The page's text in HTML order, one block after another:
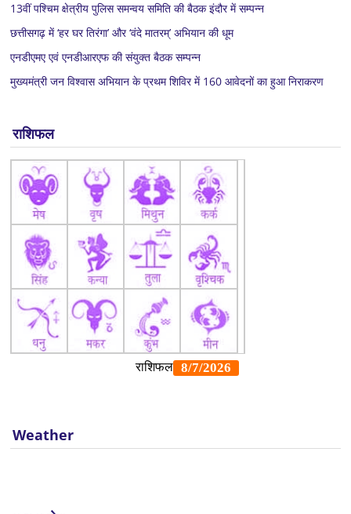
13वीं पश्चिम क्षेत्रीय पुलिस समन्वय समिति की बैठक इंदौर में सम्पन्न
छत्तीसगढ़ में ‘हर घर तिरंगा’ और ‘वंदे मातरम्’ अभियान की धूम
एनडीएमए एवं एनडीआरएफ की संयुक्त बैठक सम्पन्न
मुख्यमंत्री जन विश्वास अभियान के प्रथम शिविर में 160 आवेदनों का हुआ निराकरण
राशिफल
Weather